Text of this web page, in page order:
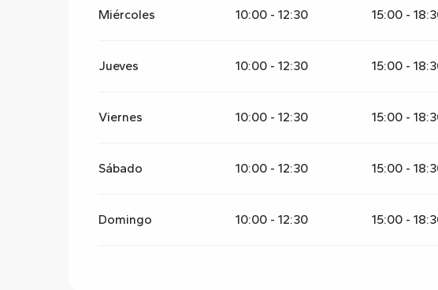
Miércoles 10:00 - 12:30 15:00 -
Jueves 10:00 - 12:30 15:00 -
Viernes 10:00 - 12:30 15:00 -
Sábado 10:00 - 12:30 15:00 -
Domingo 10:00 - 12:30 15:00 -